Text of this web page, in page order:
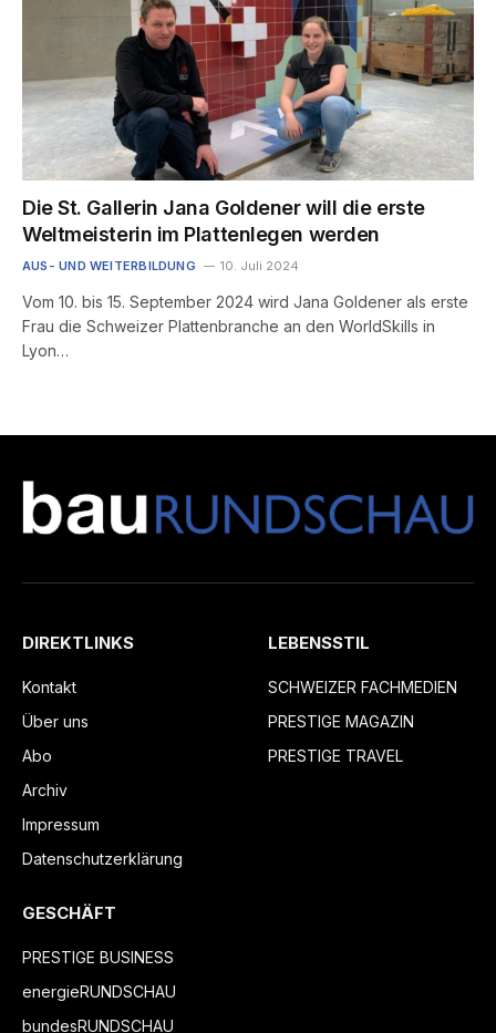
Die St. Gallerin Jana Goldener will die erste
Weltmeisterin im Plattenlegen werden
AUS- UND WEITERBILDUNG 10. Juli 2024
Vom 10. bis 15. September 2024 wird Jana Goldener als erste
Frau die Schweizer Plattenbranche an den WorldSkills in
Lyon…
DIREKTLINKS
Kontakt
Über uns
Abo
Archiv
Impressum
Datenschutzerklärung
LEBENSSTIL
SCHWEIZER FACHMEDIEN
PRESTIGE MAGAZIN
PRESTIGE TRAVEL
GESCHÄFT
PRESTIGE BUSINESS
energieRUNDSCHAU
bundesRUNDSCHAU